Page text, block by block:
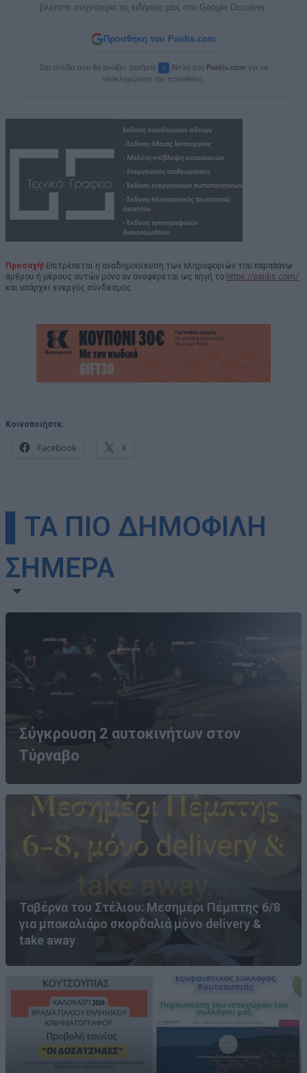
βλέπετε συχνότερα τις ειδήσεις μας στο Google Discover.
Προσθήκη του Paidis.com
Στη σελίδα που θα ανοίξει, πατήστε ✓ δίπλα στο Paid is.com για να
ολοκληρώσετε την προσθήκη.
Προσοχή! Επιτρέπεται η αναδημοσίευση των πληροφοριών του παραπάνω
άρθρου ή μέρους αυτών μόνο αν αναφέρεται ως πηγή το https://paidis.com/
και υπάρχει ενεργός σύνδεσμος.
Κοινοποιήστε:
Facebook X
▌ΤΑ ΠΙΟ ΔΗΜΟΦΙΛΗ
ΣΗΜΕΡΑ
Σύγκρουση 2 αυτοκινήτων στον
Τύρναβο
Ταβέρνα του Στέλιου: Μεσημέρι Πέμπτης 6/8
για μπακαλιάρο σκορδαλιά μόνο delivery &
take away